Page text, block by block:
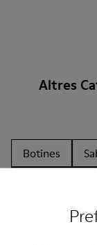
Altres
Botines